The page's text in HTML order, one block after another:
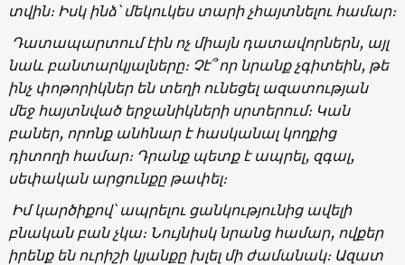
տվին։ Իսկ ինձ՝ մեկուկես տարի չհայտնելու համար։
Դատապարտում էին ոչ միայն դատավորներն, այլ
նաև բանտարկյալները։ Չէ՞ որ նրանք չգիտեին, թե
ինչ փոթորիկներ են տեղի ունեցել ազատության
մեջ հայտնված երջանիկների սրտերում։ Կան
բաներ, որոնք անհնար է հասկանալ կողքից
դիտողի համար։ Դրանք պետք է ապրել, զգալ,
սեփական արցունքը թափել։
Իմ կարծիքով՝ ապրելու ցանկությունից ավելի
բնական բան չկա։ Նույնիսկ նրանց համար, ովքեր
իրենք են ուրիշի կյանքը խլել մի ժամանակ։ Ազատ